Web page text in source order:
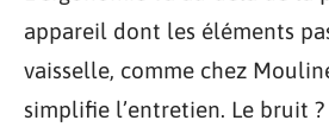
appareil dont les éléments
vaisselle, comme chez
simplifie l’entretien. Le bruit